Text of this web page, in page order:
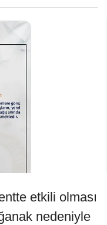
etkili olması
nedeniyle